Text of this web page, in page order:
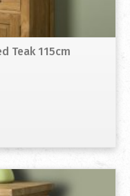
Teak 115cm